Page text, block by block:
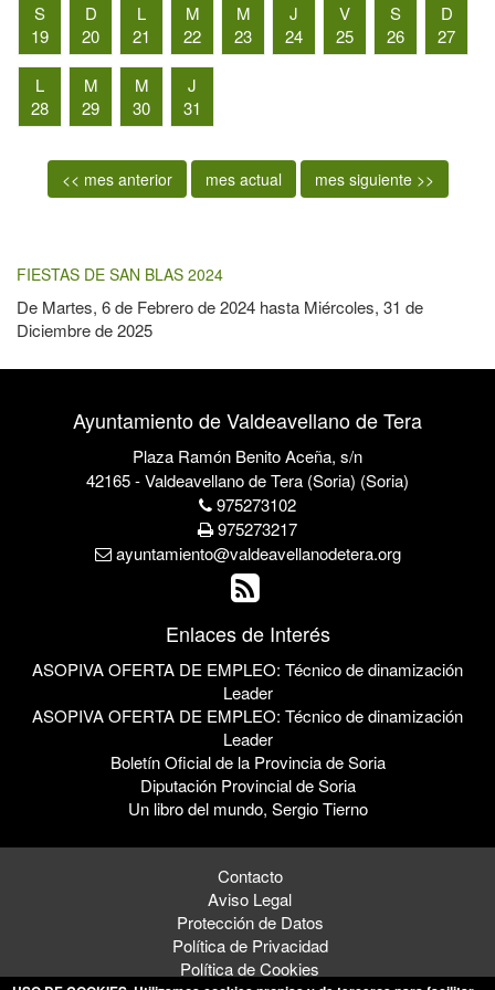
S
19
D
20
L
21
M
22
M
23
J
24
V
25
S
26
D
27
L
28
M
29
M
30
J
31
<< mes anterior mes actual mes siguiente >>
FIESTAS DE SAN BLAS 2024
De Martes, 6 de Febrero de 2024 hasta Miércoles, 31 de
Diciembre de 2025
Ayuntamiento de Valdeavellano de Tera
Plaza Ramón Benito Aceña, s/n
42165 - Valdeavellano de Tera (Soria) (Soria)
975273102
975273217
ayuntamiento@valdeavellanodetera.org
Enlaces de Interés
ASOPIVA OFERTA DE EMPLEO: Técnico de dinamización
Leader
ASOPIVA OFERTA DE EMPLEO: Técnico de dinamización
Leader
Boletín Oficial de la Provincia de Soria
Diputación Provincial de Soria
Un libro del mundo, Sergio Tierno
Contacto
Aviso Legal
Protección de Datos
Política de Privacidad
Política de Cookies